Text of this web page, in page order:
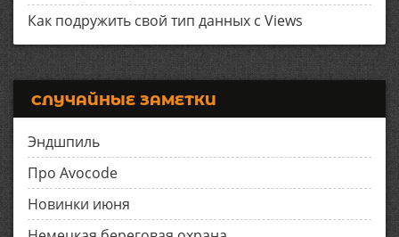
Как подружить свой тип данных с Views
СЛУЧАЙНЫЕ ЗАМЕТКИ
Эндшпиль
Про Avocode
Новинки июня